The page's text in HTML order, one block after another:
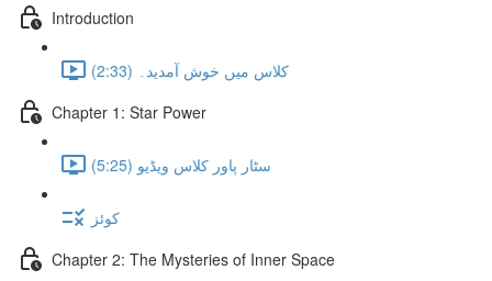
Introduction
کلاس میں خوش آمدید۔ (2:33)
Chapter 1: Star Power
سٹار پاور کلاس ویڈیو (5:25)
کوئز
Chapter 2: The Mysteries of Inner Space